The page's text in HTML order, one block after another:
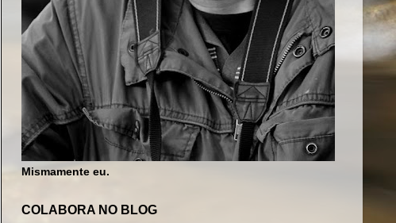
Mismamente eu.
COLABORA NO BLOG